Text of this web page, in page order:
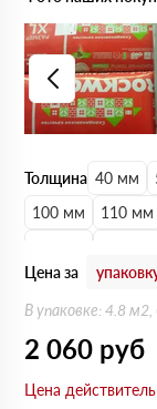
Толщина 40 мм
100 мм
110 мм
220 мм
230 мм
Цена за
В упаковке: 4.8
2 060 руб
Цена